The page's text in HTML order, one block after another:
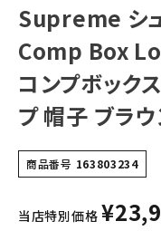
パーカー・トレーナー
ジャケット・アウター
キャップ・ハット
ニット帽・ビーニー
バックパック・リュック
Supreme シ
Comp Box
コンプボック
プ 帽子 ブラ
商品番号 163803234
当店特別価格 ¥